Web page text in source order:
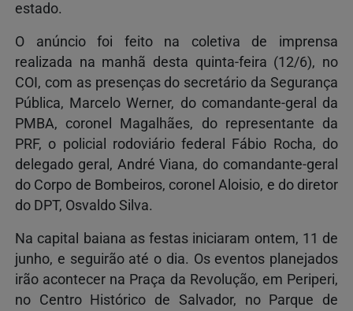
estado.
O anúncio foi feito na coletiva de imprensa
realizada na manhã desta quinta-feira (12/6), no
COI, com as presenças do secretário da Segurança
Pública, Marcelo Werner, do comandante-geral da
PMBA, coronel Magalhães, do representante da
PRF, o policial rodoviário federal Fábio Rocha, do
delegado geral, André Viana, do comandante-geral
do Corpo de Bombeiros, coronel Aloisio, e do diretor
do DPT, Osvaldo Silva.
Na capital baiana as festas iniciaram ontem, 11 de
junho, e seguirão até o dia. Os eventos planejados
irão acontecer na Praça da Revolução, em Periperi,
no Centro Histórico de Salvador, no Parque de